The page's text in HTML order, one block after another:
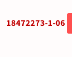
18472273-1-06